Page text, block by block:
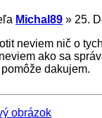
Michal89 » 25.
neviem nič o
ako sa
dakujem.